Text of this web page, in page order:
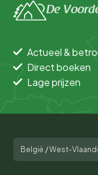
De
Actueel &
Direct boeken
Lage prijzen
België /West-